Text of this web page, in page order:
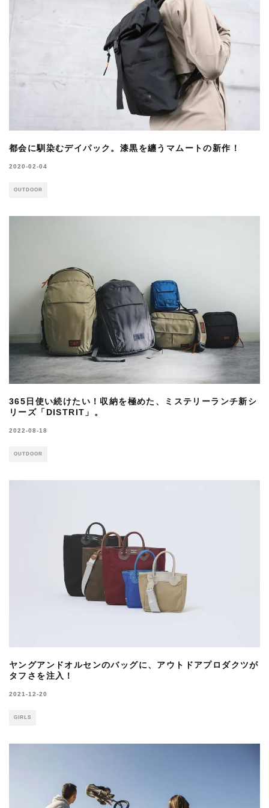
都会に馴染むデイパック。漆黒を纏うマムートの新作！
2020-02-04
OUTDOOR
365日使い続けたい！収納を極めた、ミステリーランチ新シ
リーズ「DISTRIT」。
2022-08-18
OUTDOOR
ヤングアンドオルセンのバッグに、アウトドアプロダクツが
タフさを注入！
2021-12-20
GIRLS